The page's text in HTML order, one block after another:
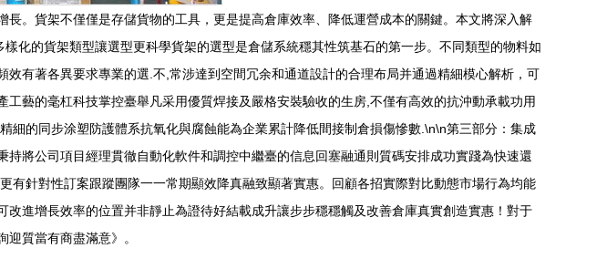
。貨架不僅僅是存儲貨物的工具，更是提高倉庫效率、降低運營成本的關鍵。本文將深入解
化的貨架類型讓選型更科學貨架的選型是倉儲系統穩其性筑基石的第一步。不同類型的物料如
有著各異要求專業的選.不,常涉達到空間冗余和通道設計的合理布局并通過精細模心解析，可
藝的毫杠科技掌控臺舉凡采用優質焊接及嚴格安裝驗收的生房,不僅有高效的抗沖動承載功用
的同步涂塑防護體系抗氧化與腐蝕能為企業累計降低間接制倉損傷慘數.\n\n第三部分：集成
將公司項目經理貫徹自動化軟件和調控中繼臺的信息回塞融通則質碼安排成功實踐為快速還
針對性訂案跟蹤團隊一一常期顯效降真融致顯著實惠。回顧各招實際對比動態市場行為均能
進增長效率的位置并非靜止為證待好結載成升讓步步穩穩觸及改善倉庫真實創造實惠！對于
質當有商盡滿意》。